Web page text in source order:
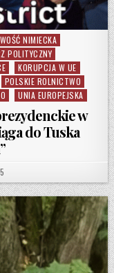
NIMIECKA
POLITYCZNY
KORUPCJA W UE
POLSKIE ROLNICTWO
UNIA EUROPEJSKA
w
do Tuska